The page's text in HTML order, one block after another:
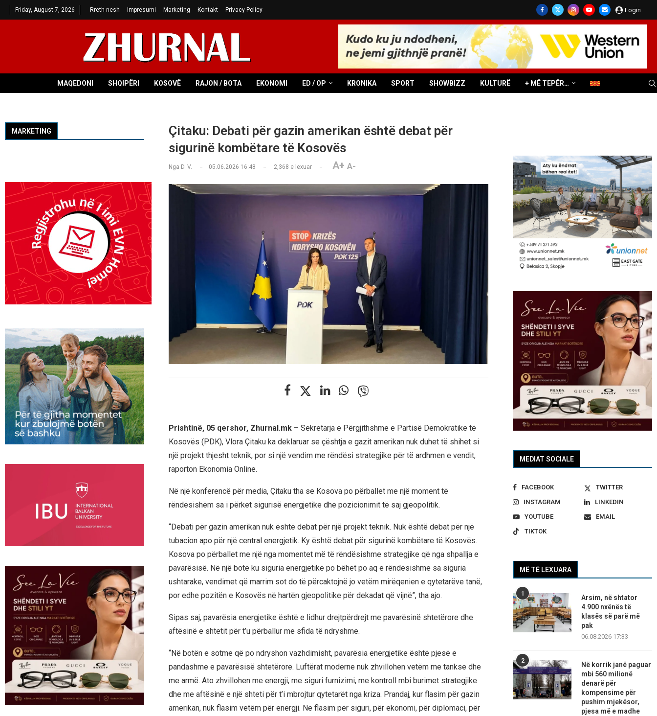
Friday, August 7, 2026 Rreth nesh Impresumi Marketing Kontakt Privacy Policy Login
MAQEDONI SHQIPËRI KOSOVË RAJON / BOTA EKONOMI ED / OP KRONIKA SPORT SHOWBIZZ KULTURË + MË TEPËR…
Çitaku: Debati për gazin amerikan është debat për
sigurinë kombëtare të Kosovës
Nga D. V. 05.06.2026 16:48 2,368 e lexuar A+ A-
Prishtinë, 05 qershor, Zhurnal.mk – Sekretarja e Përgjithshme e Partisë Demokratike të
Kosovës (PDK), Vlora Çitaku ka deklaruar se çështja e gazit amerikan nuk duhet të shihet si
një projekt thjesht teknik, por si një vendim me rëndësi strategjike për të ardhmen e vendit,
raporton Ekonomia Online.
Në një konferencë për media, Çitaku tha se Kosova po përballet me një moment të
rëndësishëm sa i përket sigurisë energjetike dhe pozicionimit të saj gjeopolitik.
“Debati për gazin amerikan nuk është debat për një projekt teknik. Nuk është debat për një
tubacion apo për një central energjetik. Ky është debat për sigurinë kombëtare të Kosovës.
Kosova po përballet me një nga momentet më të rëndësishme strategjike që nga shpallja e
pavarësisë. Në një botë ku siguria energjetike po bëhet po aq e rëndësishme sa siguria
ushtarake, vendimet që marrim sot do të përcaktojnë jo vetëm mirëqenien e qytetarëve tanë,
por edhe pozitën e Kosovës në hartën gjeopolitike për dekadat që vijnë”, tha ajo.
Sipas saj, pavarësia energjetike është e lidhur drejtpërdrejt me pavarësinë shtetërore dhe
aftësinë e shtetit për t’u përballur me sfida të ndryshme.
“Në botën e sotme që po ndryshon vazhdimisht, pavarësia energjetike është pjesë e
pandashme e pavarësisë shtetërore. Luftërat moderne nuk zhvillohen vetëm me tankse dhe
me armë. Ato zhvillohen me energji, me siguri furnizimi, me kontroll mbi burimet strategjike
dhe me aftësinë e një shteti për t’i mbrojtur qytetarët nga kriza. Prandaj, kur flasim për gazin
amerikan, nuk flasim vetëm për energji. Ne flasim për siguri, për ekonomi, për diplomaci, për
MEDIAT SOCIALE
FACEBOOK
TWITTER
INSTAGRAM
LINKEDIN
YOUTUBE
EMAIL
TIKTOK
MË TË LEXUARA
1
Arsim, në shtator
4.900 nxënës të
klasës së parë më
pak
06.08.2026 17:33
2
Në korrik janë paguar
mbi 560 milionë
denarë për
kompensime për
pushim mjekësor,
pjesa më e madhe
MARKETING